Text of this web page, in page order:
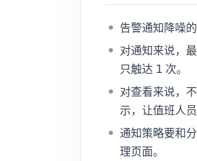
告警通知降噪
对通知来说，
只触达 1 次。
对查看来说，
示，让值班人
通知策略要和
理页面。